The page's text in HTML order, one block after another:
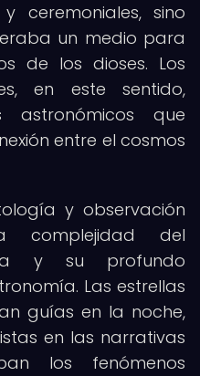
ceremoniales, sino
un medio para
de los dioses. Los
en este sentido,
astronómicos que
entre el cosmos
y observación
complejidad del
y su profundo
Las estrellas
guías en la noche,
en las narrativas
los fenómenos